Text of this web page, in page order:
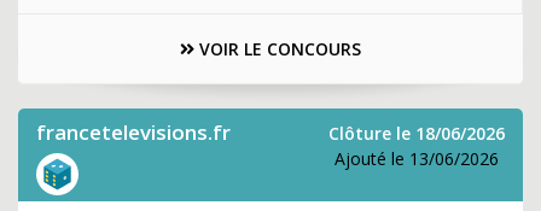
VOIR LE CONCOURS
francetelevisions.fr
Clôture le 18/06/2026
Ajouté le 13/06/2026